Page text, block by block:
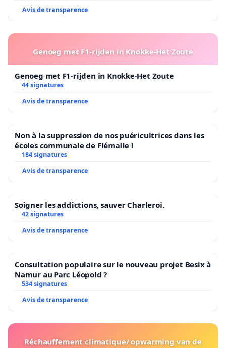
Avis de transparence
Genoeg met F1-rijden in Knokke-Het Zoute
Genoeg met F1-rijden in Knokke-Het Zoute
44 signatures
Avis de transparence
Non à la suppression de nos puéricultrices dans les
écoles communale de Flémalle !
184 signatures
Avis de transparence
Soigner les addictions, sauver Charleroi.
42 signatures
Avis de transparence
Consultation populaire sur le nouveau projet Besix à
Namur au Parc Léopold ?
534 signatures
Avis de transparence
Réchauffement climatique/ opwarming van de